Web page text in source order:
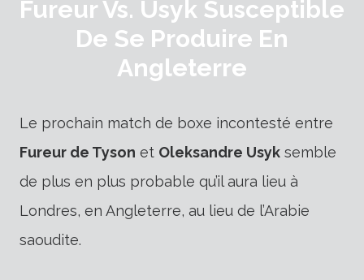
Fureur Vs. Usyk Susceptible
De Se Produire En
Angleterre
Le prochain match de boxe incontesté entre
Fureur de Tyson et Oleksandre Usyk semble
de plus en plus probable qu’il aura lieu à
Londres, en Angleterre, au lieu de l’Arabie
saoudite.